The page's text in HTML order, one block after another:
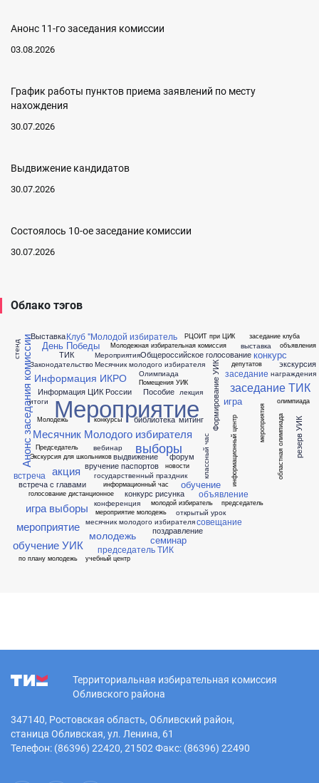
Анонс 11-го заседания комиссии
03.08.2026
График работы пунктов приема заявлений по месту
нахождения
30.07.2026
Выдвижение кандидатов
30.07.2026
Состоялось 10-ое заседание комиссии
30.07.2026
Облако тэгов
Анонс заседания комиссииВыставка
День Победы
Законодательство
Информация ИКРО
Информация ЦИК России
Клуб "Молодой избиратель
Мероприятие
Мероприятия
Месячник Молодого избирателя
Месячник молодого избирателя
Молодежная избирательная комиссия
Молодежь
Общероссийское голосование
Олимпиада
Помещения УИК
Пособие
Председатель
РЦОИТ при ЦИК
ТИК
Формирование УИК
Экскурсия для школьников
акция
библиотека
вебинар
вручение паспортов
встреча
встреча с главами
выборы
выдвижение
выставка
голосование дистанционное
государственный праздник
депутатов
заседание
заседание ТИК
заседание клуба
игра
игра выборы
информационный центр
информационный час
итоги
классный час
конкурс
конкурс рисунка
конкурсы
конференция
лекция
мероприятие
мероприятие молодежь
мероприятия
месячник молодого избирателя
митинг
молодежь
молодой избиратель
награждения
новости областная олимпиада
обучение
обучение УИК
объявление
объявления
олимпиада
открытый урок
по плану молодежь
поздравление
председатель
председатель ТИК
резерв УИК
семинар
совещание
стенд
учебный центр
форум
экскурсия
Территориальная избирательная комиссия
Обливского района
347140, Ростовская область, Обливский район,
станица Обливская, ул. Ленина, 61
Телефон: (86396) 22420, 21502 Факс: (86396) 22490